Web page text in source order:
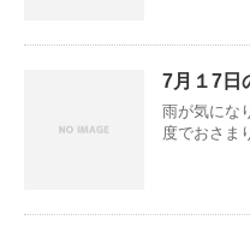
7月１7日
雨が気にな
度でおさま